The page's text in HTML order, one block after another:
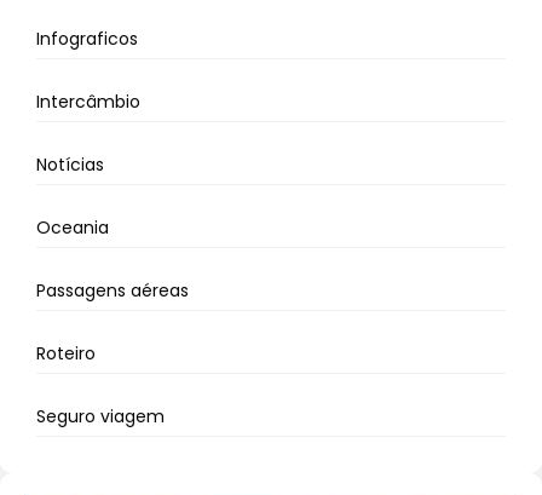
Infograficos
Intercâmbio
Notícias
Oceania
Passagens aéreas
Roteiro
Seguro viagem